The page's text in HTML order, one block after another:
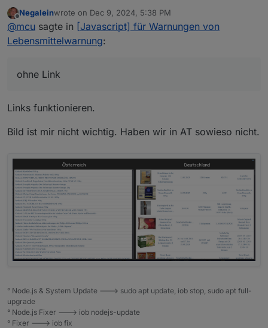
Offline
Negaleinwrote on Dec 9, 2024, 5:38 PM
last edited by
@mcu sagte in [Javascript] für Warnungen von
Lebensmittelwarnung:
ohne Link
Links funktionieren.
Bild ist mir nicht wichtig. Haben wir in AT sowieso nicht.
° Node.js & System Update ---> sudo apt update, iob stop, sudo apt full-
upgrade
° Node.js Fixer ---> iob nodejs-update
° Fixer ---> iob fix